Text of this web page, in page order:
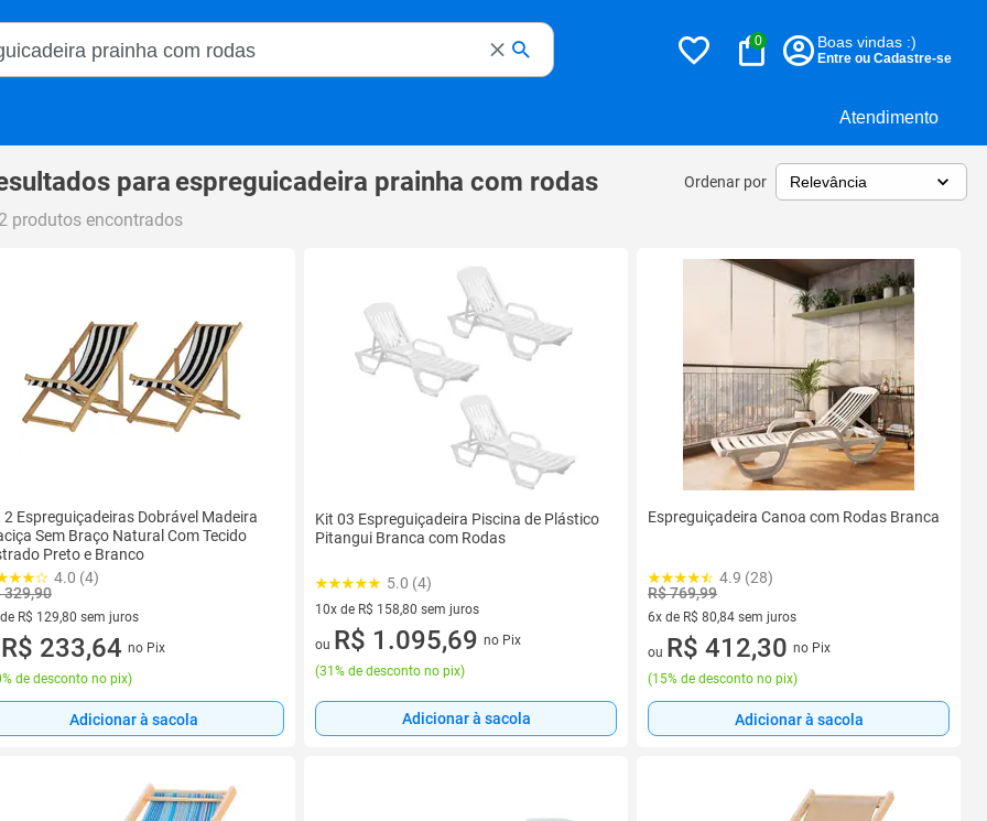
Atendimento
Magalu
0 Boas vindas :)
Entre ou Cadastre-se
paraespreguicadeira prainha com rodas Ordenar por
produtos encontrados
2 Espreguiçadeiras Dobrável Madeira
Sem Braço Natural Com Tecido
Preto e Branco
4.0 (4)
329,90
R$ 129,80 sem juros
de R$ 129,80 sem juros
R$ 233,64 no Pix
de desconto no pix)
Adicionar à sacola
Kit 03 Espreguiçadeira Piscina de Plástico
Pitangui Branca com Rodas
5.0 (4)
10x de R$ 158,80 sem juros
10 vez de R$ 158,80 sem juros
ou R$ 1.095,69 no Pix
(31% de desconto no pix)
Adicionar à sacola
Espreguiçadeira Canoa com Rodas Branca
4.9 (28)
R$ 769,99
6x de R$ 80,84 sem juros
6 vez de R$ 80,84 sem juros
ou R$ 412,30 no Pix
(15% de desconto no pix)
Adicionar à sacola